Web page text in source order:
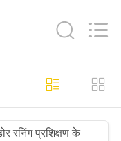
104
रनिंग प्रशिक्षण के